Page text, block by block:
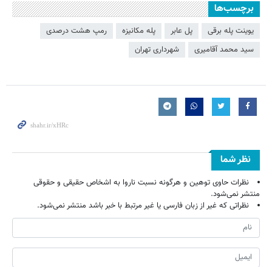
برچسب‌ها
یوینت پله برقی پل عابر پله مکانیزه
رمپ هشت درصدی
سید محمد آقامیری
شهرداری تهران
نظر شما
نظرات حاوی توهین و هرگونه نسبت ناروا به اشخاص حقیقی و حقوقی
منتشر نمی‌شود.
نظراتی که غیر از زبان فارسی یا غیر مرتبط با خبر باشد منتشر نمی‌شود.